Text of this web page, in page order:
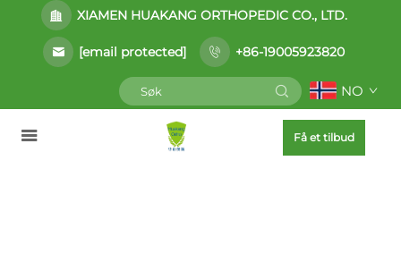
XIAMEN HUAKANG ORTHOPEDIC CO., LTD.
[email protected] +86-19005923820
NO
Få et tilbud